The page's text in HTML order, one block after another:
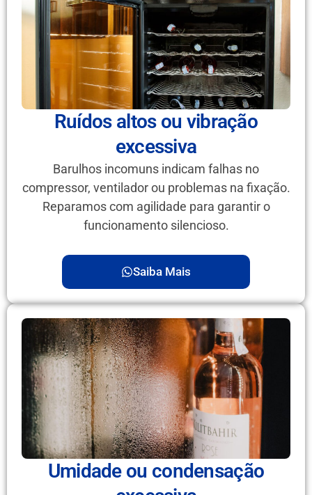
Ruídos altos ou vibração
excessiva
Barulhos incomuns indicam falhas no
compressor, ventilador ou problemas na fixação.
Reparamos com agilidade para garantir o
funcionamento silencioso.
Saiba Mais
Umidade ou condensação